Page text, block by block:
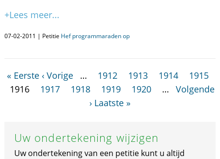
+Lees meer...
07-02-2011 | Petitie Hef programmaraden op
« Eerste ‹ Vorige … 1912 1913 1914
1915
1916
1917 1918 1919 1920 …
Volgende
› Laatste »
Uw ondertekening wijzigen
Uw ondertekening van een petitie kunt u altijd